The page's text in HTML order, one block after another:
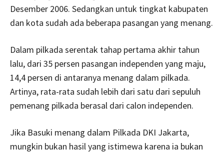
Desember 2006. Sedangkan untuk tingkat kabupaten
dan kota sudah ada beberapa pasangan yang menang.
Dalam pilkada serentak tahap pertama akhir tahun
lalu, dari 35 persen pasangan independen yang maju,
14,4 persen di antaranya menang dalam pilkada.
Artinya, rata-rata sudah lebih dari satu dari sepuluh
pemenang pilkada berasal dari calon independen.
Jika Basuki menang dalam Pilkada DKI Jakarta,
mungkin bukan hasil yang istimewa karena ia bukan